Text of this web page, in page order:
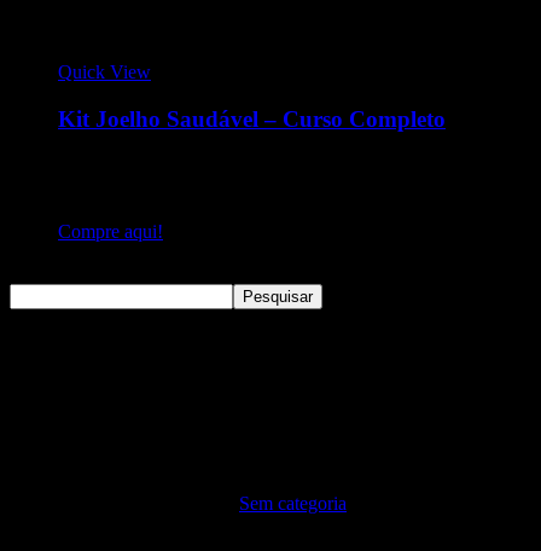
Quick View
Kit Joelho Saudável – Curso Completo
Compre aqui!
Pesquisar
Sem categoria